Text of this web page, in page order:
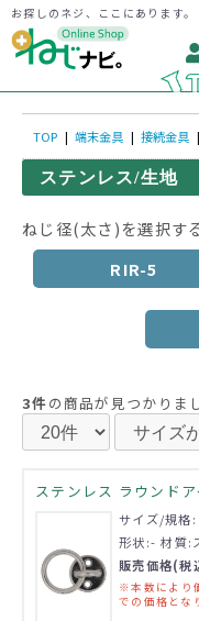
お探しのネジ、ここにあります。
TOP | 端末金具 | 接続金具 |
ステンレス/生地
ねじ径(太さ)を選択す
RIR-5
3件の商品が見つかりま
ステンレス ラウンド
サイズ/規
形状:- 材質:
販売価格(
※本数により
での価格とな